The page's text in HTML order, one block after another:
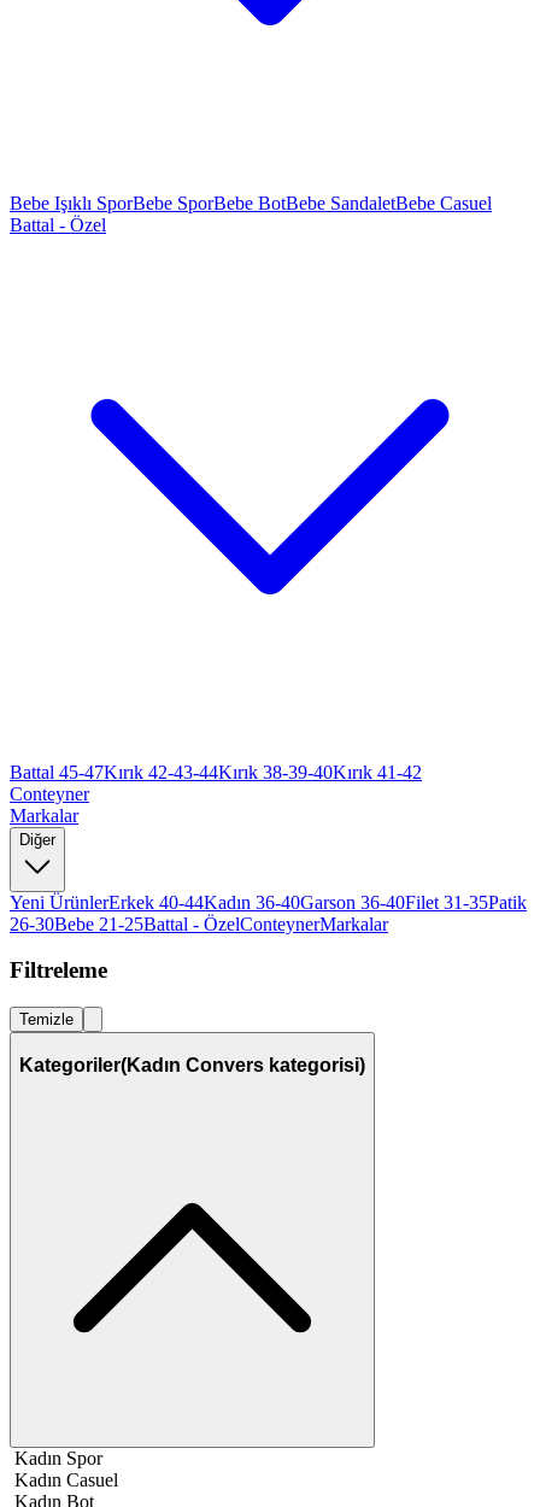
Bebe Işıklı SporBebe SporBebe BotBebe SandaletBebe Casuel
Battal - Özel
Battal 45-47Kırık 42-43-44Kırık 38-39-40Kırık 41-42
Conteyner
Markalar
Diğer
Yeni ÜrünlerErkek 40-44Kadın 36-40Garson 36-40Filet 31-35Patik
26-30Bebe 21-25Battal - ÖzelConteynerMarkalar
Filtreleme
Temizle
Kategoriler(Kadın Convers kategorisi)
Kadın Spor
Kadın Casuel
Kadın Bot